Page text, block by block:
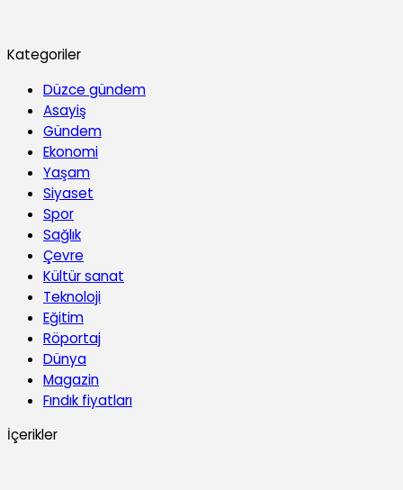
Kategoriler
Düzce gündem
Asayiş
Gündem
Ekonomi
Yaşam
Siyaset
Spor
Sağlık
Çevre
Kültür sanat
Teknoloji
Eğitim
Röportaj
Dünya
Magazin
Fındık fiyatları
İçerikler